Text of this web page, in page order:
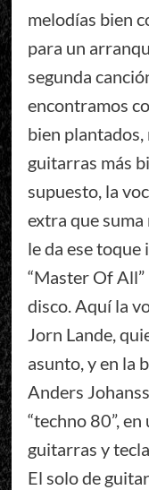
melodías bien
para un
segunda
encontramos
bien
guitarras más
supuesto, la
extra que
le da ese toque
“Master Of
disco. Aquí la
Jorn Lande,
asunto, y en la
Anders
“techno 80”,
guitarras y
El solo de